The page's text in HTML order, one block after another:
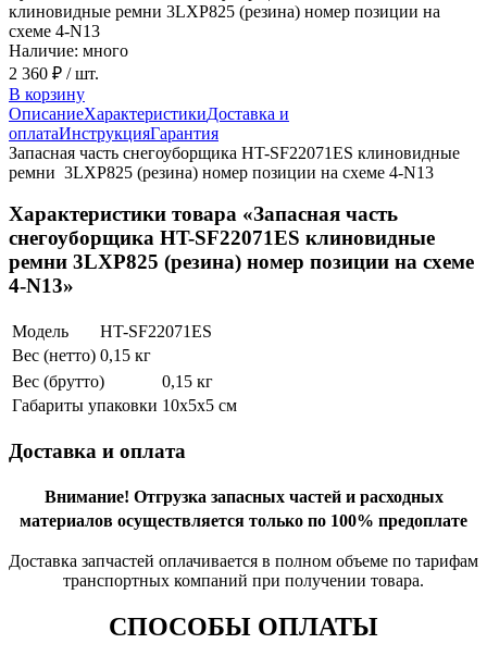
клиновидные ремни 3LXP825 (резина) номер позиции на
схеме 4-N13
Наличие: много
2 360 ₽ / шт.
В корзину
ОписаниеХарактеристикиДоставка и
оплатаИнструкцияГарантия
Запасная часть снегоуборщика HT-SF22071ES клиновидные
ремни 3LXP825 (резина) номер позиции на схеме 4-N13
Характеристики товара «Запасная часть
снегоуборщика HT-SF22071ES клиновидные
ремни 3LXP825 (резина) номер позиции на схеме
4-N13»
Модель
HT-SF22071ES
Вес (нетто) 0,15 кг
Вес (брутто)
0,15 кг
Габариты упаковки 10х5х5 см
Доставка и оплата
Внимание! Отгрузка запасных частей и расходных
материалов осуществляется только по 100% предоплате
Доставка запчастей оплачивается в полном объеме по тарифам
транспортных компаний при получении товара.
СПОСОБЫ ОПЛАТЫ